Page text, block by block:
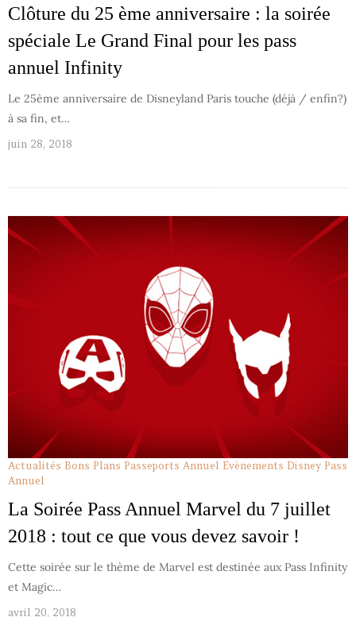
Clôture du 25 ème anniversaire : la soirée
spéciale Le Grand Final pour les pass
annuel Infinity
Le 25ème anniversaire de Disneyland Paris touche (déjà / enfin?)
à sa fin, et…
juin 28, 2018
Actualités Bons Plans Passeports Annuel Evènements Disney Pass
Annuel
La Soirée Pass Annuel Marvel du 7 juillet
2018 : tout ce que vous devez savoir !
Cette soirée sur le thème de Marvel est destinée aux Pass Infinity
et Magic…
avril 20, 2018